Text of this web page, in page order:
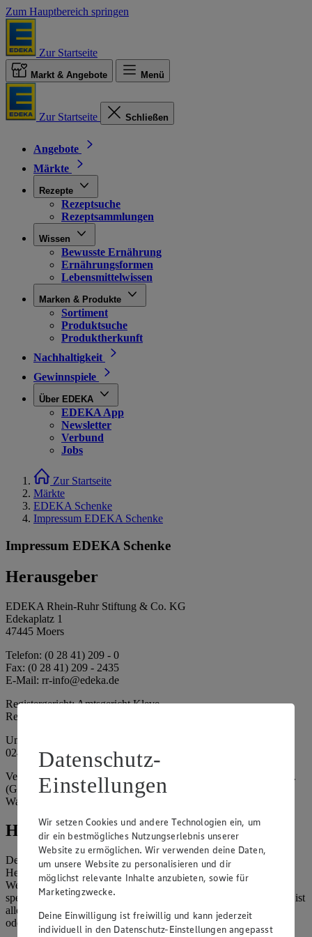
Zum Hauptbereich springen
Zur Startseite
Markt & Angebote Menü
Zur Startseite Schließen
Angebote
Märkte
Rezepte
Rezeptsuche
Rezeptsammlungen
Wissen
Bewusste Ernährung
Ernährungsformen
Lebensmittelwissen
Marken & Produkte
Sortiment
Produktsuche
Produktherkunft
Nachhaltigkeit
Gewinnspiele
Über EDEKA
EDEKA App
Newsletter
Verbund
Jobs
Zur Startseite
Märkte
EDEKA Schenke
Impressum EDEKA Schenke
Impressum EDEKA Schenke
Herausgeber
EDEKA Rhein-Ruhr Stiftung & Co. KG
Edekaplatz 1
47445 Moers
Telefon: (0 28 41) 209 - 0
Fax: (0 28 41) 209 - 2435
E-Mail: rr-info@edeka.de
Registergericht: Amtsgericht Kleve
Registernummer: HRA 5133
Umsatzsteuer-Identifikationsnummer gem. § 27a UStG: DE 335
024 695
Vertretungsberechtigte: EDEKA Rhein-Ruhr Handelsstiftung e.K.
(Gesellschafterin), Dirk Neuhaus (Vorstandsmitglied), Peter
Wagener (Vorstandsmitglied)
Hinweise
Der Inhalt dieser Website ist urheberrechtlich geschützt. Der
Herausgeber gewährt Ihnen jedoch das Recht, den auf dieser
Website bereitgestellten Text ganz oder ausschnittsweise zu
speichern und zu vervielfältigen. Aus Gründen des Urheberrechts ist
allerdings die Speicherung und Vervielfältigung von Bildmaterial
oder Grafiken aus dieser Website nicht gestattet.
Datenschutz-
Einstellungen
Wir setzen Cookies und andere Technologien ein, um
dir ein bestmögliches Nutzungserlebnis unserer
Website zu ermöglichen. Wir verwenden deine Daten,
um unsere Website zu personalisieren und dir
möglichst relevante Inhalte anzubieten, sowie für
Marketingzwecke.
Deine Einwilligung ist freiwillig und kann jederzeit
individuell in den Datenschutz-Einstellungen angepasst